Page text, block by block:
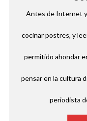
Antes de Internet
cocinar postres, y
permitido ahondar
pensar en la cultura
periodista